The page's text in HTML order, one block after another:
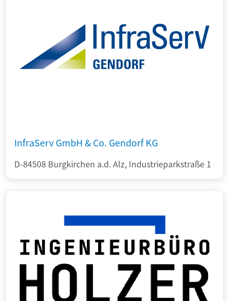
InfraServ GmbH & Co. Gendorf KG
D-84508 Burgkirchen a.d. Alz, Industrieparkstraße 1